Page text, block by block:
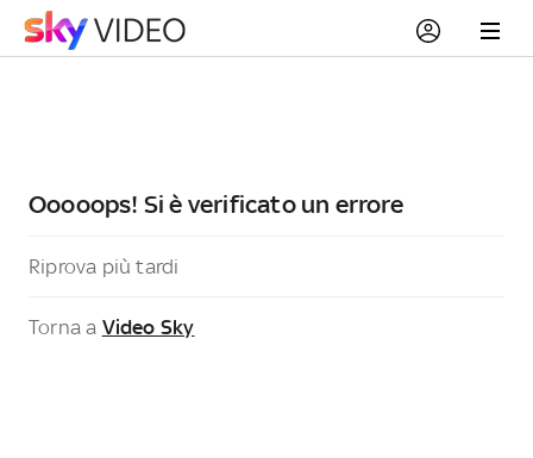
Ooooops! Si è verificato un errore
Riprova più tardi
Torna a Video Sky